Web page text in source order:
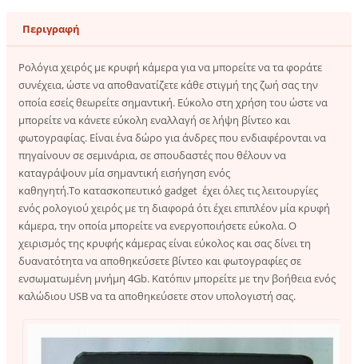
Περιγραφή
Ρολόγια χειρός με κρυφή κάμερα για να μπορείτε να τα φοράτε
συνέχεια, ώστε να αποθανατίζετε κάθε στιγμή της ζωή σας την
οποία εσείς θεωρείτε σημαντική. Εύκολο στη χρήση του ώστε να
μπορείτε να κάνετε εύκολη εναλλαγή σε λήψη βίντεο και
φωτογραφίας. Είναι ένα δώρο για άνδρες που ενδιαφέρονται να
πηγαίνουν σε σεμινάρια, σε σπουδαστές που θέλουν να
καταγράψουν μία σημαντική εισήγηση ενός
καθηγητή.Το κατασκοπευτικό gadget έχει όλες τις λειτουργίες
ενός ρολογιού χειρός με τη διαφορά ότι έχει επιπλέον μία κρυφή
κάμερα, την οποία μπορείτε να ενεργοποιήσετε εύκολα. Ο
χειρισμός της κρυφής κάμερας είναι εύκολος και σας δίνει τη
δυανατότητα να αποθηκεύσετε βίντεο και φωτογραφίες σε
ενσωματωμένη μνήμη 4Gb. Κατόπιν μπορείτε με την βοήθεια ενός
καλώδιου USB να τα αποθηκεύσετε στον υπολογιστή σας.